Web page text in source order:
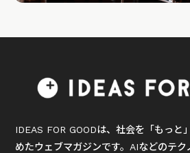
IDEAS FOR GOODは、社会を「もっと
めたウェブマガジンです。AIなどのテク